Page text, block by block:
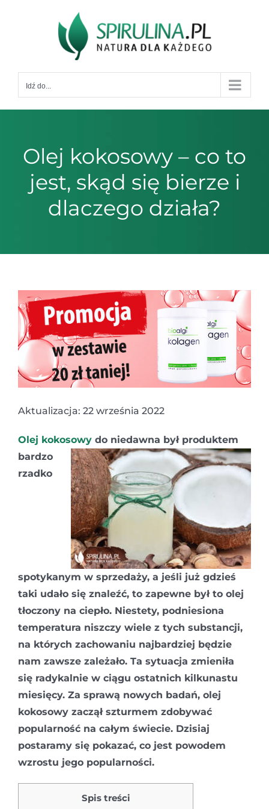
Idź do...
Olej kokosowy – co to
jest, skąd się bierze i
dlaczego działa?
Aktualizacja: 22 września 2022
Olej kokosowy do niedawna był produktem
bardzo
rzadko
spotykanym w sprzedaży, a jeśli już gdzieś
taki udało się znaleźć, to zapewne był to olej
tłoczony na ciepło. Niestety, podniesiona
temperatura niszczy wiele z tych substancji,
na których zachowaniu najbardziej będzie
nam zawsze zależało. Ta sytuacja zmieniła
się radykalnie w ciągu ostatnich kilkunastu
miesięcy. Za sprawą nowych badań, olej
kokosowy zaczął szturmem zdobywać
popularność na całym świecie. Dzisiaj
postaramy się pokazać, co jest powodem
wzrostu jego popularności.
Spis treści